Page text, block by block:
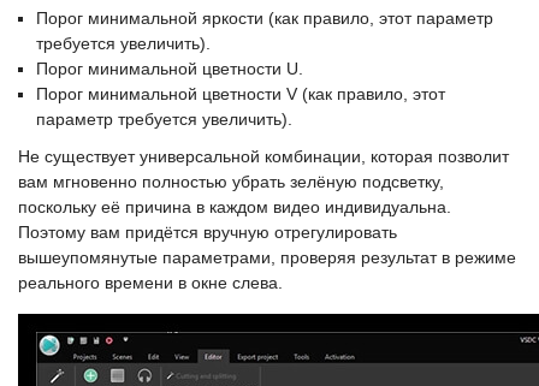
Порог минимальной яркости (как правило, этот параметр
требуется увеличить).
Порог минимальной цветности U.
Порог минимальной цветности V (как правило, этот
параметр требуется увеличить).
Не существует универсальной комбинации, которая позволит
вам мгновенно полностью убрать зелёную подсветку,
поскольку её причина в каждом видео индивидуальна.
Поэтому вам придётся вручную отрегулировать
вышеупомянутые параметрами, проверяя результат в режиме
реального времени в окне слева.